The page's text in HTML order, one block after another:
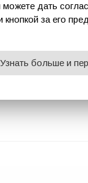
ЛЕБЕДКИ, ШЕСТЫ
дать
кнопкой за его
Узнать больше и